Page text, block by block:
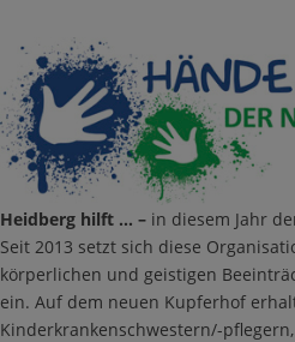
Heidberg hilft … – in diesem Jahr
Seit 2013 setzt sich diese
körperlichen und geistigen
ein. Auf dem neuen Kupferhof
Kinderkrankenschwestern/-